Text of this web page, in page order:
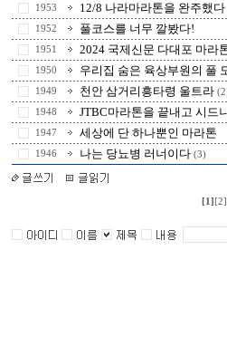
1953 12/8 나라마라톤을 완주했다
1952 풀코스를 너무 깔봤다!
1951 2024 국제신문 다대포 마라
1950 우리집 숨은 육상부원의 풀
1949 천안 삼거리흥타령 울트라
1948 JTBC마라톤을 끝내고 시드
1947 세상에 단 하나뿐인 마라톤
1946 나는 당뇨병 러너이다 (3)
[1] [2]